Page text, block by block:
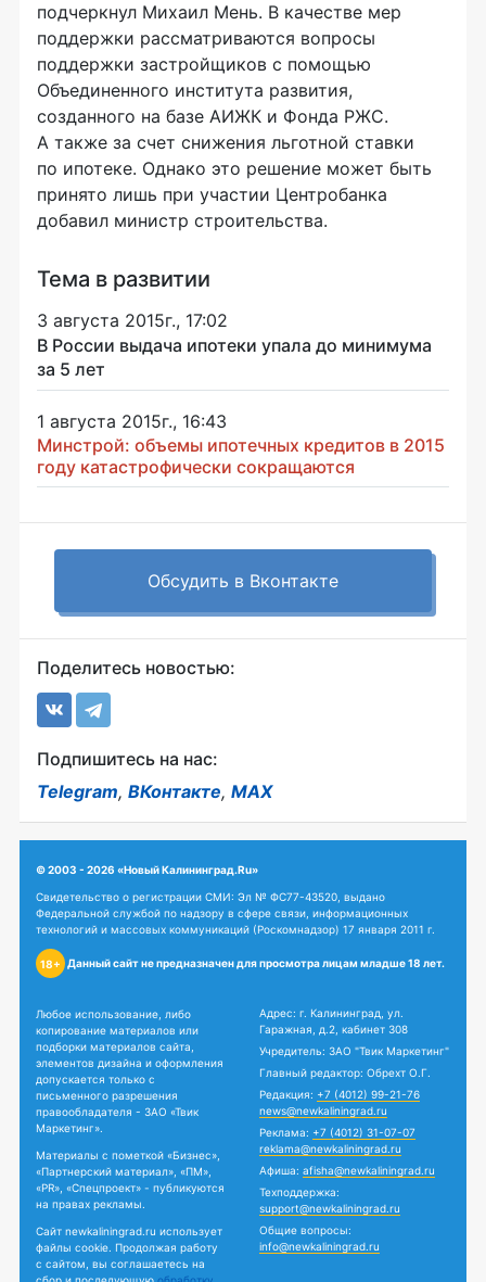
подчеркнул Михаил Мень. В качестве мер
поддержки рассматриваются вопросы
поддержки застройщиков с помощью
Объединенного института развития,
созданного на базе АИЖК и Фонда РЖС.
А также за счет снижения льготной ставки
по ипотеке. Однако это решение может быть
принято лишь при участии Центробанка
добавил министр строительства.
Тема в развитии
3 августа 2015г., 17:02
В России выдача ипотеки упала до минимума
за 5 лет
1 августа 2015г., 16:43
Минстрой: объемы ипотечных кредитов в 2015
году катастрофически сокращаются
Обсудить в Вконтакте
Поделитесь новостью:
Подпишитесь на нас:
Telegram, ВКонтакте, MAX
© 2003 - 2026 «Новый Калининград.Ru»
Свидетельство о регистрации СМИ: Эл № ФС77-43520, выдано
Федеральной службой по надзору в сфере связи, информационных
технологий и массовых коммуникаций (Роскомнадзор) 17 января 2011 г.
18+ Данный сайт не предназначен для просмотра лицам младше 18 лет.
Любое использование, либо
копирование материалов или
подборки материалов сайта,
элементов дизайна и оформления
допускается только с
письменного разрешения
правообладателя - ЗАО «Твик
Маркетинг».
Материалы с пометкой «Бизнес»,
«Партнерский материал», «ПМ»,
«PR», «Спецпроект» - публикуются
на правах рекламы.
Сайт newkaliningrad.ru использует
файлы cookie. Продолжая работу
с сайтом, вы соглашаетесь на
Адрес: г. Калининград, ул.
Гаражная, д.2, кабинет 308
Учредитель: ЗАО "Твик Маркетинг"
Главный редактор: Обрехт О.Г.
Редакция: +7 (4012) 99-21-76
news@newkaliningrad.ru
Реклама: +7 (4012) 31-07-07
reklama@newkaliningrad.ru
Афиша: afisha@newkaliningrad.ru
Техподдержка:
support@newkaliningrad.ru
Общие вопросы:
info@newkaliningrad.ru